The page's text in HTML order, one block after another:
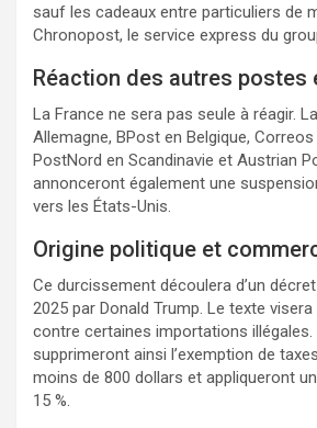
sauf les cadeaux entre particuliers de
Chronopost, le service express du
Réaction des autres postes
La France ne sera pas seule à réagir.
Allemagne, BPost en Belgique, Correos
PostNord en Scandinavie et Austrian
annonceront également une
vers les États-Unis.
Origine politique et
Ce durcissement découlera d’un
2025 par Donald Trump. Le texte
contre certaines importations illégales.
supprimeront ainsi l’exemption de
moins de 800 dollars et appliqueront
15 %.